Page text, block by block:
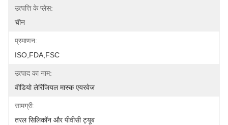
उत्पत्ति के प्लेस:
चीन
प्रमाणन:
ISO,FDA,FSC
उत्पाद का नाम:
वीडियो लेरिंजियल मास्क एयरवेज
सामग्री:
तरल सिलिकॉन और पीवीसी ट्यूब